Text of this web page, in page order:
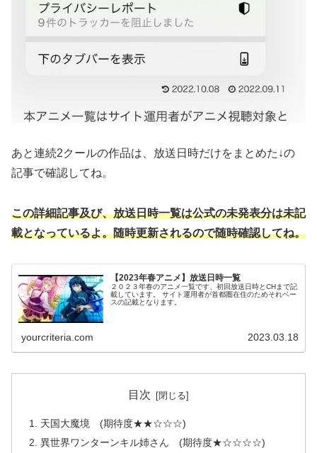
あと連続2クールの作品は、放送日時だけをまとめた↓の
記事で確認してね。
この詳細記事及び、放送日時一覧は公式の未発表分は未記
載となっているよ。随時更新されるので随時確認してね。
【2023年春アニメ】放送日時一覧
２０２３年春のアニメ一覧です、初回放送日時とCHまで記
載しています。 サイト運用者が首都圏在住のためそれベー
スの記載となります。
yourcriteria.com 2023.03.18
目次
天国大魔境 (期待度★★☆☆☆)
異世界ワンターンキル姉さん (期待度★☆☆☆☆)